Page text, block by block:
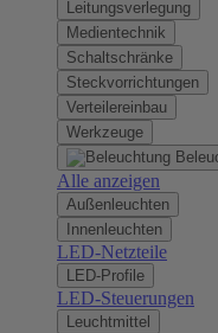
Leitungsverlegung
Medientechnik
Schaltschränke
Steckvorrichtungen
Verteilereinbau
Werkzeuge
Alle anzeigen
Außenleuchten
Innenleuchten
LED-Netzteile
LED-Profile
LED-Steuerungen
Leuchtmittel